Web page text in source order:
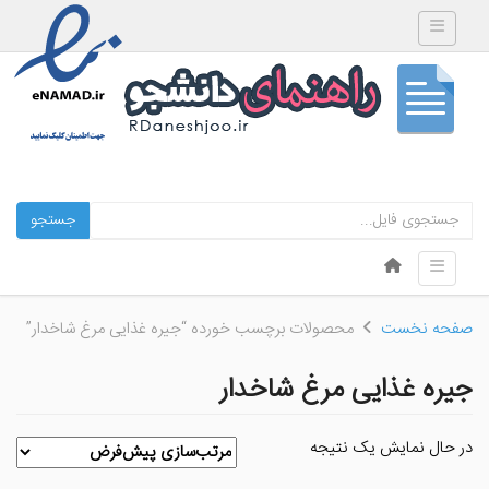
Toggle navigation
جستجو
Menu
Skip to content
Toggle navigation
صفحه نخست محصولات برچسب خورده “جیره غذایی مرغ شاخدار”
جیره غذایی مرغ شاخدار
در حال نمایش یک نتیجه